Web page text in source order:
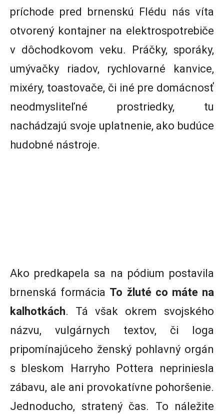
príchode pred brnenskú Flédu nás víta
otvorený kontajner na elektrospotrebiče
v dôchodkovom veku. Práčky, sporáky,
umývačky riadov, rychlovarné kanvice,
mixéry, toastovače, či iné pre domácnosť
neodmysliteľné prostriedky, tu
nachádzajú svoje uplatnenie, ako budúce
hudobné nástroje.
Ako predkapela sa na pódium postavila
brnenská formácia To žluté co máte na
kalhotkách. Tá však okrem svojského
názvu, vulgárnych textov, či loga
pripomínajúceho ženský pohlavný orgán
s bleskom Harryho Pottera nepriniesla
zábavu, ale ani provokatívne pohoršenie.
Jednoducho, stratený čas. To náležite